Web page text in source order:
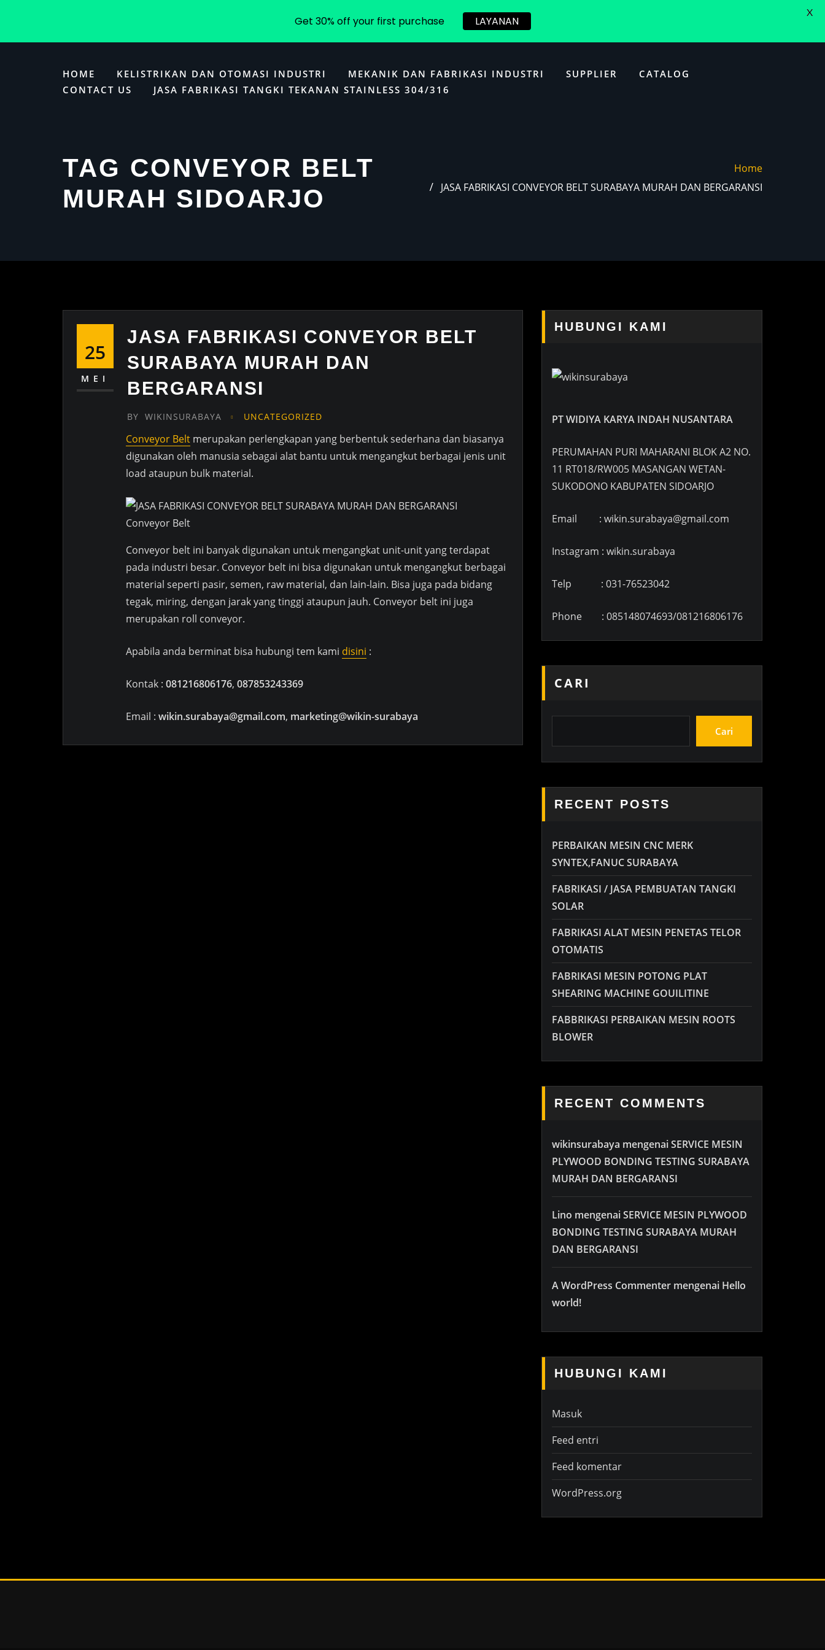
HOME KELISTRIKAN DAN OTOMASI INDUSTRI MEKANIK DAN FABRIKASI INDUSTRI SUPPLIER
CATALOG
CONTACT US
JASA FABRIKASI TANGKI TEKANAN STAINLESS 304/316
TAG CONVEYOR BELT
MURAH SIDOARJO
Home
JASA FABRIKASI CONVEYOR BELT SURABAYA MURAH DAN BERGARANSI
25
MEI
JASA FABRIKASI CONVEYOR BELT
SURABAYA MURAH DAN
BERGARANSI
BY WIKINSURABAYA UNCATEGORIZED
Conveyor Belt merupakan perlengkapan yang berbentuk sederhana dan biasanya
digunakan oleh manusia sebagai alat bantu untuk mengangkut berbagai jenis unit
load ataupun bulk material.
Conveyor Belt
Conveyor belt ini banyak digunakan untuk mengangkat unit-unit yang terdapat
pada industri besar. Conveyor belt ini bisa digunakan untuk mengangkut berbagai
material seperti pasir, semen, raw material, dan lain-lain. Bisa juga pada bidang
tegak, miring, dengan jarak yang tinggi ataupun jauh. Conveyor belt ini juga
merupakan roll conveyor.
Apabila anda berminat bisa hubungi tem kami disini :
Kontak : 081216806176, 087853243369
Email : wikin.surabaya@gmail.com, marketing@wikin-surabaya
HUBUNGI KAMI
PT WIDIYA KARYA INDAH NUSANTARA
PERUMAHAN PURI MAHARANI BLOK A2 NO.
11 RT018/RW005 MASANGAN WETAN-
SUKODONO KABUPATEN SIDOARJO
Email : wikin.surabaya@gmail.com
Instagram : wikin.surabaya
Telp : 031-76523042
Phone : 085148074693/081216806176
CARI
Cari
RECENT POSTS
PERBAIKAN MESIN CNC MERK
SYNTEX,FANUC SURABAYA
FABRIKASI / JASA PEMBUATAN TANGKI
SOLAR
FABRIKASI ALAT MESIN PENETAS TELOR
OTOMATIS
FABRIKASI MESIN POTONG PLAT
SHEARING MACHINE GOUILITINE
FABBRIKASI PERBAIKAN MESIN ROOTS
BLOWER
RECENT COMMENTS
wikinsurabaya mengenaiSERVICE MESIN
PLYWOOD BONDING TESTING SURABAYA
MURAH DAN BERGARANSI
Lino mengenaiSERVICE MESIN PLYWOOD
BONDING TESTING SURABAYA MURAH
DAN BERGARANSI
A WordPress Commenter mengenai Hello
world!
HUBUNGI KAMI
Masuk
Feed entri
Feed komentar
WordPress.org
Get 30% off your first purchase LAYANAN
X